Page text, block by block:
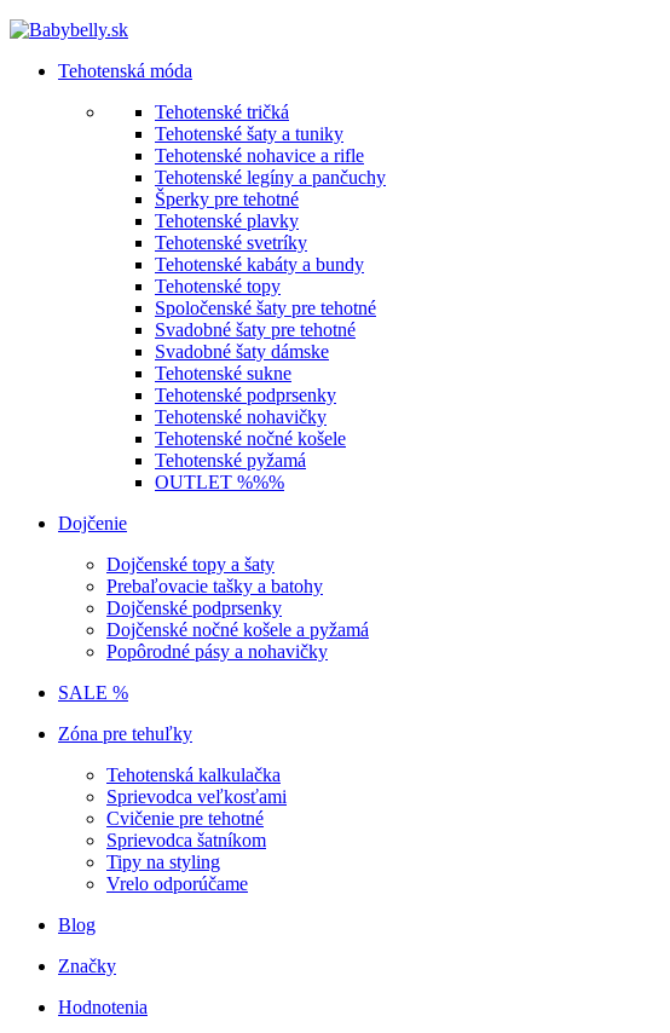
Tehotenská móda
Tehotenské tričká
Tehotenské šaty a tuniky
Tehotenské nohavice a rifle
Tehotenské legíny a pančuchy
Šperky pre tehotné
Tehotenské plavky
Tehotenské svetríky
Tehotenské kabáty a bundy
Tehotenské topy
Spoločenské šaty pre tehotné
Svadobné šaty pre tehotné
Svadobné šaty dámske
Tehotenské sukne
Tehotenské podprsenky
Tehotenské nohavičky
Tehotenské nočné košele
Tehotenské pyžamá
OUTLET %%%
Dojčenie
Dojčenské topy a šaty
Prebaľovacie tašky a batohy
Dojčenské podprsenky
Dojčenské nočné košele a pyžamá
Popôrodné pásy a nohavičky
SALE %
Zóna pre tehuľky
Tehotenská kalkulačka
Sprievodca veľkosťami
Cvičenie pre tehotné
Sprievodca šatníkom
Tipy na styling
Vrelo odporúčame
Blog
Značky
Hodnotenia